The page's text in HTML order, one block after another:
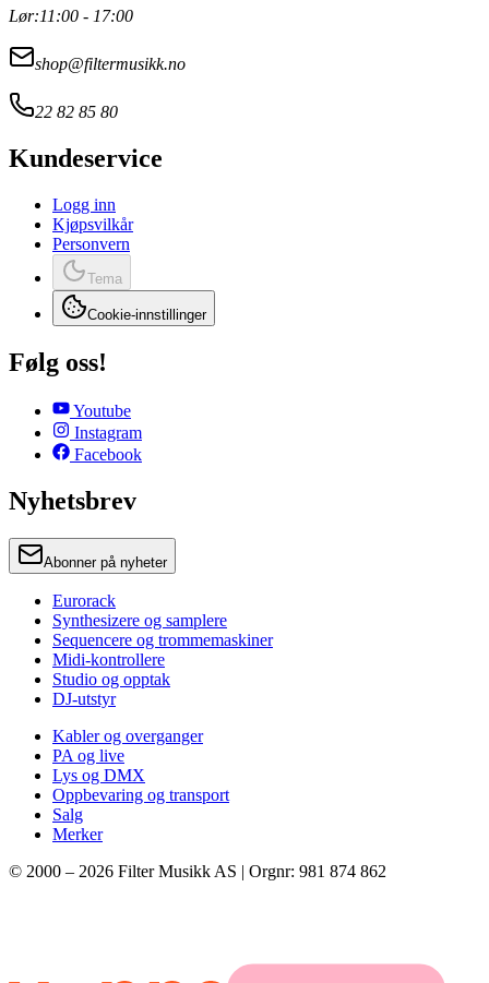
Lør:11:00 - 17:00
shop@filtermusikk.no
22 82 85 80
Kundeservice
Logg inn
Kjøpsvilkår
Personvern
Tema
Cookie-innstillinger
Følg oss!
Youtube
Instagram
Facebook
Nyhetsbrev
Abonner på nyheter
Eurorack
Synthesizere og samplere
Sequencere og trommemaskiner
Midi-kontrollere
Studio og opptak
DJ-utstyr
Kabler og overganger
PA og live
Lys og DMX
Oppbevaring og transport
Salg
Merker
© 2000 – 2026 Filter Musikk AS | Orgnr: 981 874 862